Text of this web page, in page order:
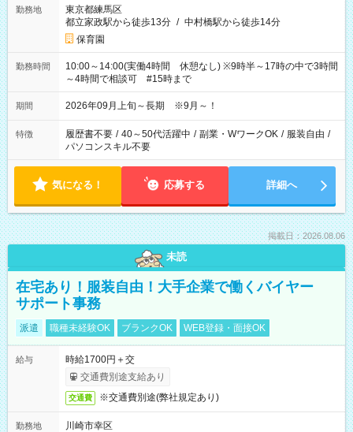
勤務地
東京都練馬区
都立家政駅から徒歩13分 / 中村橋駅から徒歩14分
保育園
勤務時間
10:00～14:00(実働4時間 休憩なし) ※9時半～17時の中で3時間
～4時間で相談可 #15時まで
期間 2026年09月上旬～長期 ※9月～！
特徴 履歴書不要 / 40～50代活躍中 / 副業・WワークOK / 服装自由 /
パソコンスキル不要
気になる！ 応募する 詳細へ
掲載日：2026.08.06
未読
在宅あり！服装自由！大手企業で働くバイヤー
サポート事務
派遣 職種未経験OK ブランクOK WEB登録・面接OK
給与
時給1700円＋交
交通費別途支給あり
交通費 ※交通費別途(弊社規定あり)
勤務地
川崎市幸区